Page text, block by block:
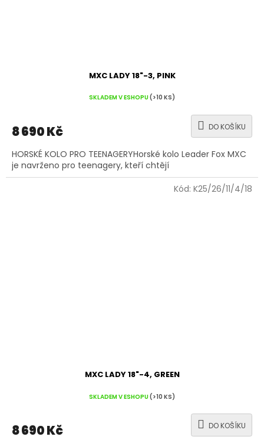
MXC LADY 18"-3, PINK
SKLADEM V ESHOPU(>10 KS)
8 690 Kč DO KOŠÍKU
HORSKÉ KOLO PRO TEENAGERYHorské kolo Leader Fox MXC
je navrženo pro teenagery, kteří chtějí
MXC LADY 18"-4, GREEN
SKLADEM V ESHOPU(>10 KS)
8 690 Kč DO KOŠÍKU
Kód: K25/26/11/4/18